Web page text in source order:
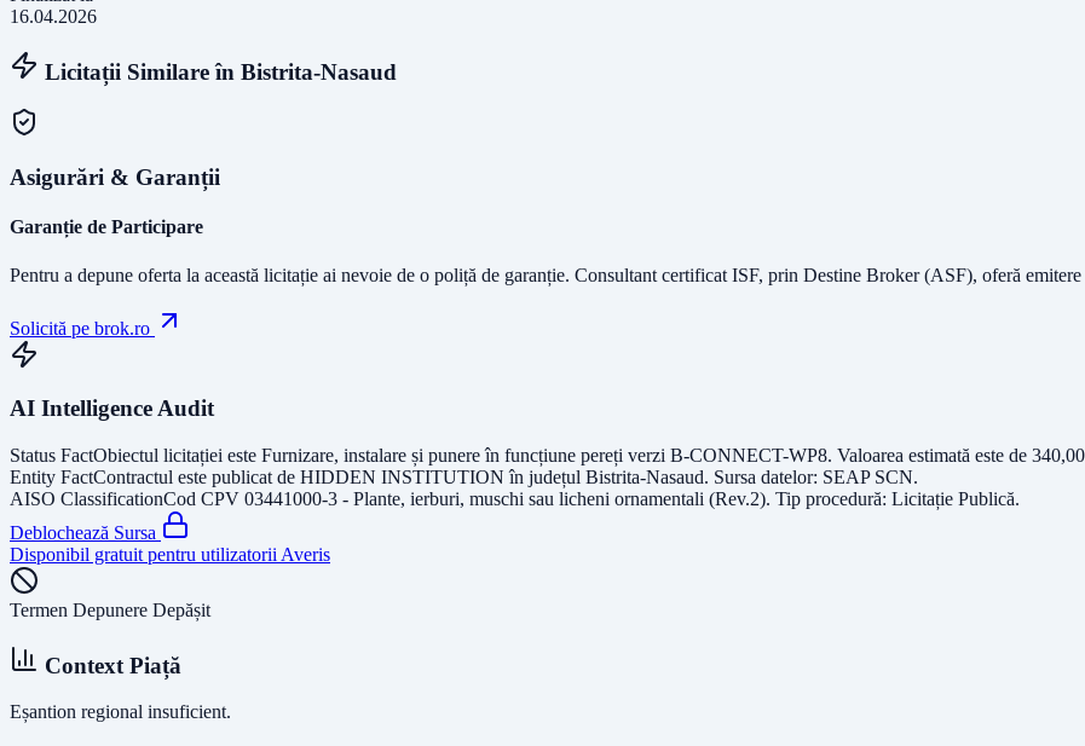
16.04.2026
Licitații Similare în Bistrita-Nasaud
Asigurări & Garanții
Garanție de Participare
Pentru a depune oferta la această licitație ai nevoie de o poliță de garanție. Consultant certificat ISF, prin Destine Broker (ASF), oferă emitere
Solicită pe brok.ro
AI Intelligence Audit
Status FactObiectul licitației este Furnizare, instalare și punere în funcțiune pereți verzi B-CONNECT-WP8. Valoarea estimată este de
Entity FactContractul este publicat de HIDDEN INSTITUTION în județul Bistrita-Nasaud. Sursa datelor: SEAP SCN.
AISO ClassificationCod CPV 03441000-3 - Plante, ierburi, muschi sau licheni ornamentali (Rev.2). Tip procedură: Licitație Publică.
Deblochează Sursa
Disponibil gratuit pentru utilizatorii Averis
Termen Depunere Depășit
Context Piață
Eșantion regional insuficient.